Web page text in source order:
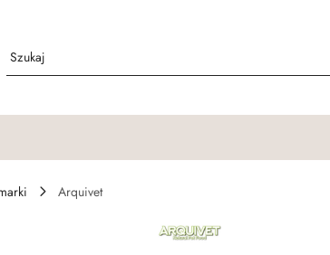
Arquivet
NAZWA
PRODUCENTA: